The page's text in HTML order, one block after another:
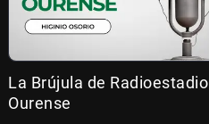
La Brújula de Radioestadio
Ourense